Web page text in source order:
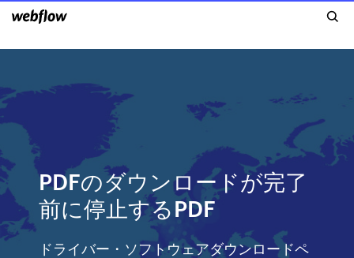
PDFのダウンロードが完了
前に停止するPDF
ドライバー・ソフトウェアダウンロードペ